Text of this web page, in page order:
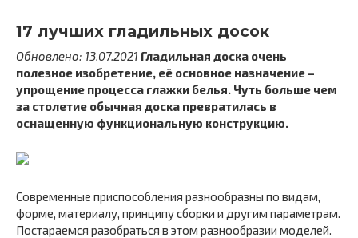
17 лучших гладильных досок
Обновлено: 13.07.2021 Гладильная доска очень
полезное изобретение, её основное назначение –
упрощение процесса глажки белья. Чуть больше чем
за столетие обычная доска превратилась в
оснащенную функциональную конструкцию.
Современные приспособления разнообразны по видам,
форме, материалу, принципу сборки и другим параметрам.
Постараемся разобраться в этом разнообразии моделей.